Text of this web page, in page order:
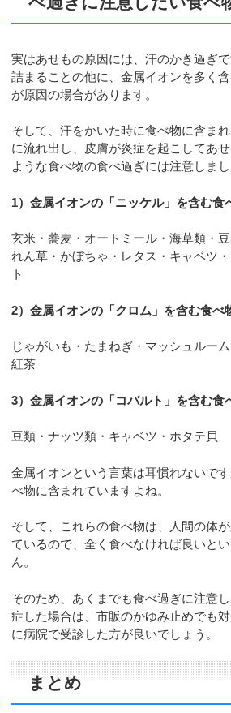
実はあせもの原因には、汗のかき過ぎ
詰まることの他に、金属イオンを多く
が原因の場合があります。
そして、汗をかいた時に食べ物に含ま
に流れ出し、皮膚が炎症を起こしてあ
ような食べ物の食べ過ぎには注意しまし
1）金属イオンの「ニッケル」を含む食
玄米・蕎麦・オートミール・海草類・
れん草・かぼちゃ・レタス・キャベツ
ト
2）金属イオンの「クロム」を含む食べ
じゃがいも・たまねぎ・マッシュルー
紅茶
3）金属イオンの「コバルト」を含む食
豆類・ナッツ類・キャベツ・ホタテ貝
金属イオンという言葉は耳慣れないで
べ物に含まれていますよね。
そして、これらの食べ物は、人間の体
ているので、全く食べなければ良いと
ん。
そのため、あくまでも食べ過ぎに注意
症した場合は、市販のかゆみ止めでも
に病院で受診した方が良いでしょう。
まとめ